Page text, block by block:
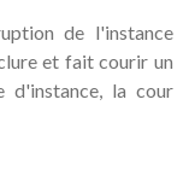
de l'instance
et fait courir un
d'instance, la cour